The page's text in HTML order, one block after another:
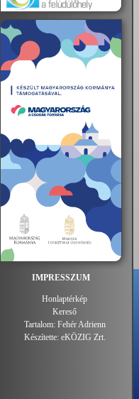
IMPRESSZUM
Honlaptérkép
Kereső
Tartalom: Fehér Adrienn
Készítette: eKÖZIG Zrt.